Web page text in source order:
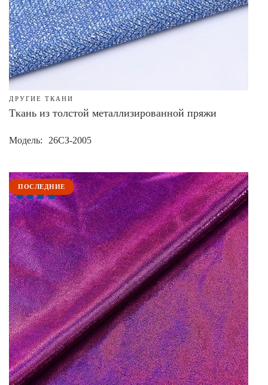
ДРУГИЕ ТКАНИ
Ткань из толстой металлизированной пряжи
Модель 26СЗ-2005
ПОСЛЕДНИЕ